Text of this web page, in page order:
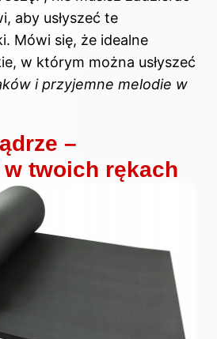
aby usłyszeć te
Mówi się, że idealne
w którym można usłyszeć
i przyjemne melodie w
–
w twoich rękach